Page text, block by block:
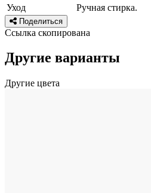
Уход
Ручная стирка.
Поделиться
Ссылка скопирована
Другие варианты
Другие цвета